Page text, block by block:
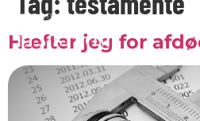
Hæfter jeg for